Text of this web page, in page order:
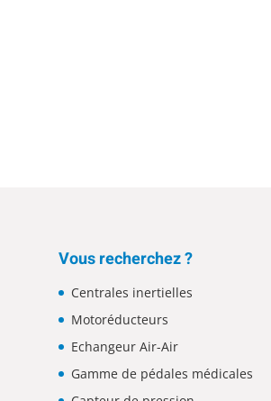
Vous recherchez ?
Centrales inertielles
Motoréducteurs
Echangeur Air-Air
Gamme de pédales médicales